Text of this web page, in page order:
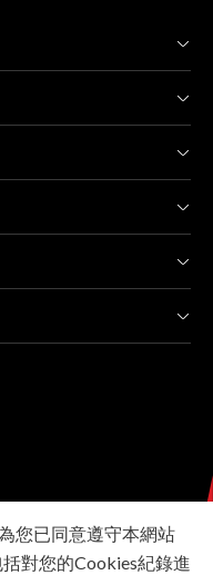
您已同意遵守本網站
對您的Cookies紀錄進